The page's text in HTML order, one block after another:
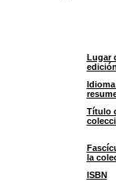
Lugar
Título
la
ISBN